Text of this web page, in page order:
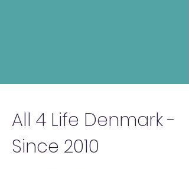
All 4 Life Denmark -
Since 2010